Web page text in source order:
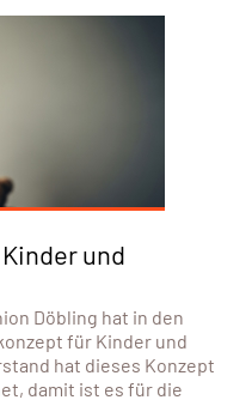
und
Döbling hat in den
für Kinder und
hat dieses Konzept
damit ist es für die